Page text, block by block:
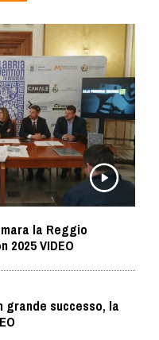
la Reggio
VIDEO
successo, la